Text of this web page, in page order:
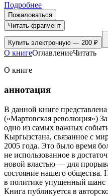
Подробнее
Пожаловаться
Читать фрагмент
Купить электронную — 200 ₽
О книгеОглавлениеЧитать
О книге
аннотация
В данной книге
(«Мартовская революция»)
одно из самых важных
Кыргызстана, связанное с
2005 года. Это было время
не использованное в
новой властью — для
состояние нашего общества.
в политике упущенный шанс
Книга публикуется в